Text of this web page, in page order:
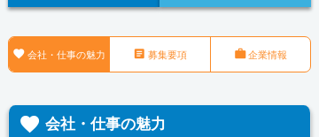
 会社・仕事の魅力  募集要項 企業情報
 会社・仕事の魅力